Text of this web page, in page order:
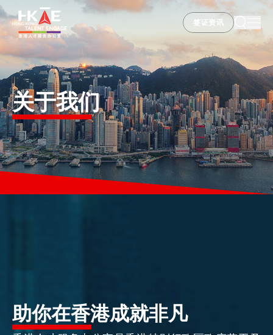
签证资讯
签证资讯
香港优势
居港须知
人才支援
活动情报
关于我们
助你在香港成就非凡